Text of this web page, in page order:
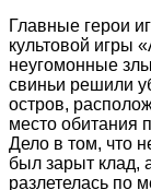
Главные герои
культовой игры
неугомонные
свиньи решили
остров,
место обитания
Дело в том, что
был зарыт клад,
разлетелась по